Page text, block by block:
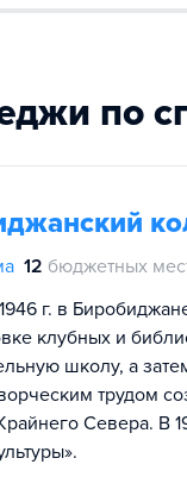
по
12 бюджетных
г. в
клубных и
школу, а
трудом
Севера. В